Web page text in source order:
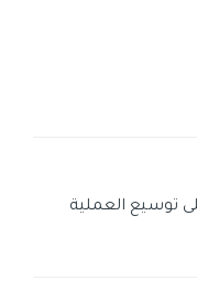
توسيع العملية